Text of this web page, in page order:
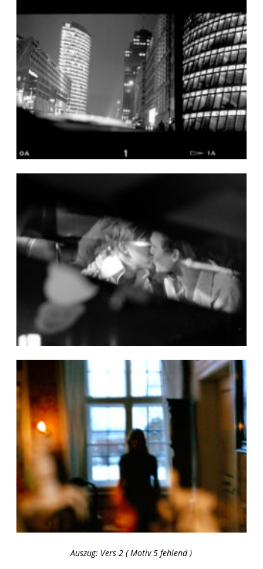
Auszug: Vers 2 ( Motiv 5 fehlend )